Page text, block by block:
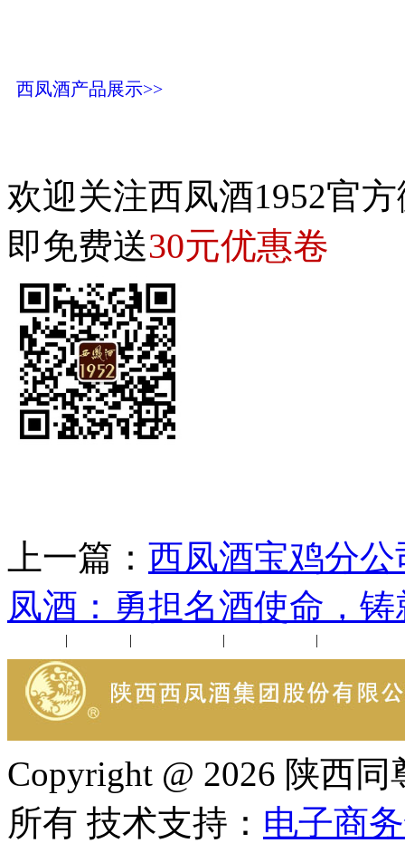
西凤酒产品展示>>
欢迎关注西凤酒1952官
即免费送30元优惠卷
上一篇： 西凤酒宝鸡分
凤酒：勇担名酒使命，
| | | |
Copyright @ 2026 陕西
所有 技术支持： 电子商